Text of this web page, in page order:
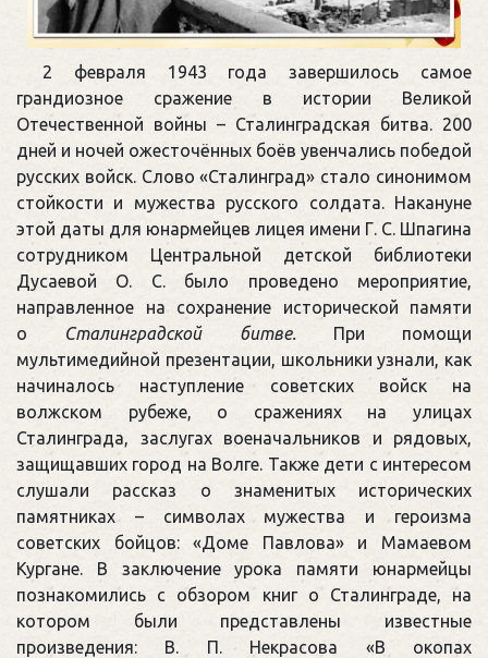
2 февраля 1943 года завершилось самое
грандиозное сражение в истории Великой
Отечественной войны – Сталинградская битва. 200
дней и ночей ожесточённых боёв увенчались победой
русских войск. Слово «Сталинград» стало синонимом
стойкости и мужества русского солдата. Накануне
этой даты для юнармейцев лицея имени Г. С. Шпагина
сотрудником Центральной детской библиотеки
Дусаевой О. С. было проведено мероприятие,
направленное на сохранение исторической памяти
о Сталинградской битве.
При помощи
мультимедийной презентации, школьники узнали, как
начиналось наступление советских войск на
волжском рубеже, о сражениях на улицах
Сталинграда, заслугах военачальников и рядовых,
защищавших город на Волге. Также дети с интересом
слушали рассказ о знаменитых исторических
памятниках – символах мужества и героизма
советских бойцов: «Доме Павлова» и Мамаевом
Кургане. В заключение урока памяти юнармейцы
познакомились с обзором книг о Сталинграде, на
котором были представлены известные
произведения: В. П. Некрасова «В окопах